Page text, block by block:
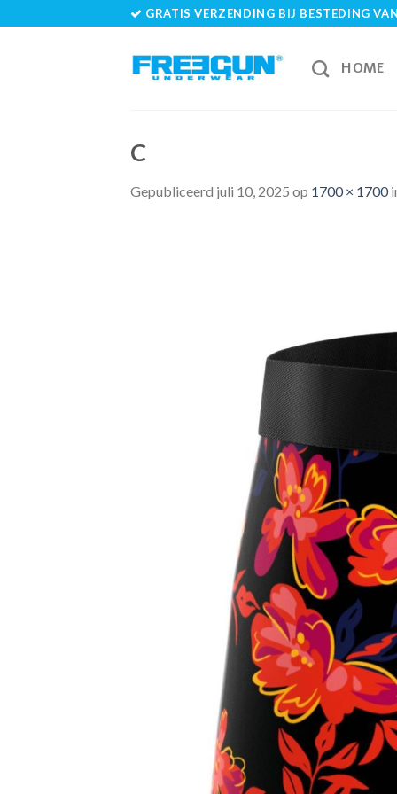
to
GRATIS VERZENDING BIJ BESTEDING
HOME
C
Gepubliceerd juli 10, 2025 op 1700 × 1700